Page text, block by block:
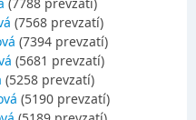
(7568 prevzatí)
(7394 prevzatí)
(5681 prevzatí)
(5258 prevzatí)
(5190 prevzatí)